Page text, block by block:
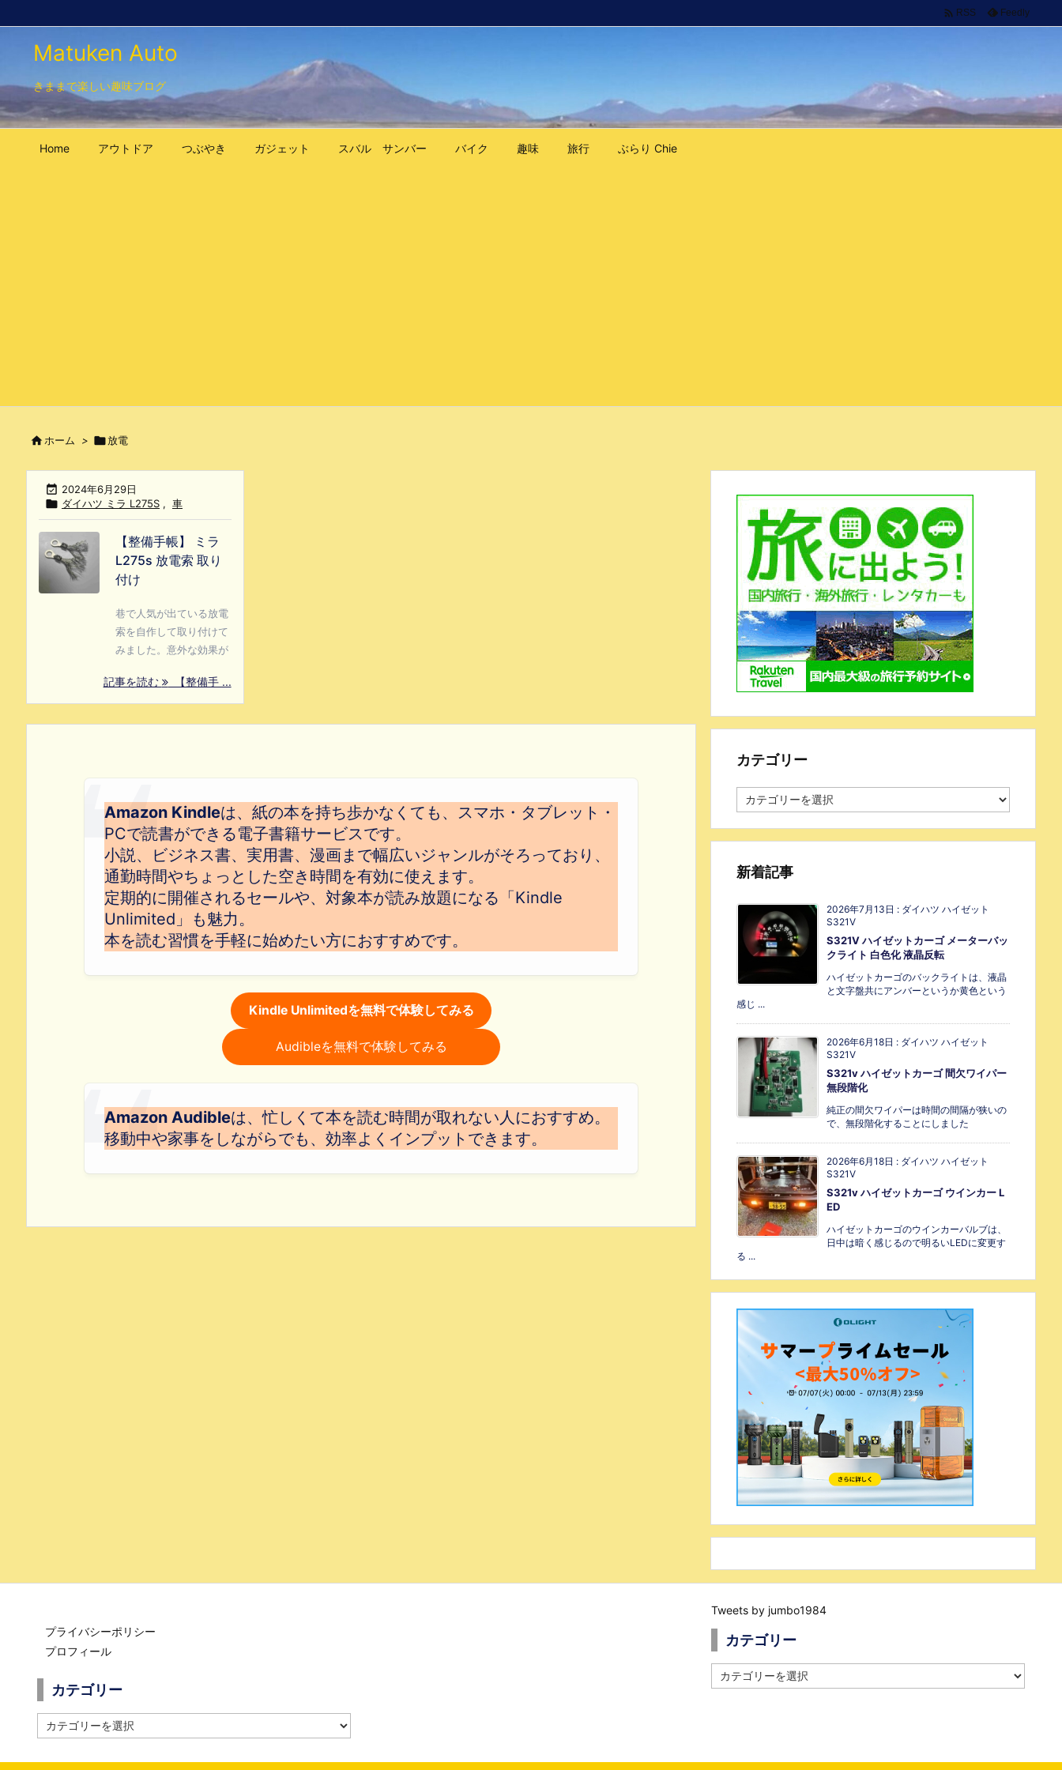
Matuken Auto
きままで楽しい趣味ブログ
Home アウトドア つぶやき ガジェット スバル サンバー バイク 趣味 旅行 ぶらり Chie
 RSS Feedly
ホーム > 放電
 2024年6月29日
 ダイハツ ミラ L275S , 車
【整備手帳】 ミラ
L275s 放電索 取り
付け
巷で人気が出ている放電
索を自作して取り付けて
みました。意外な効果が
記事を読む 【整備手 ...
Amazon Kindleは、紙の本を持ち歩かなくても、スマホ・タブレット・
PCで読書ができる電子書籍サービスです。
小説、ビジネス書、実用書、漫画まで幅広いジャンルがそろっており、
通勤時間やちょっとした空き時間を有効に使えます。
定期的に開催されるセールや、対象本が読み放題になる「Kindle
Unlimited」も魅力。
本を読む習慣を手軽に始めたい方におすすめです。
Kindle Unlimitedを無料で体験してみる
Audibleを無料で体験してみる
Amazon Audibleは、忙しくて本を読む時間が取れない人におすすめ。
移動中や家事をしながらでも、効率よくインプットできます。
カテゴリー
新着記事
2026年7月13日 : ダイハツ ハイゼット
S321V
S321V ハイゼットカーゴ メーターバッ
クライト 白色化 液晶反転
ハイゼットカーゴのバックライトは、液晶
と文字盤共にアンバーというか黄色という
感じ ...
2026年6月18日 : ダイハツ ハイゼット
S321V
S321v ハイゼットカーゴ 間欠ワイパー
無段階化
純正の間欠ワイパーは時間の間隔が狭いの
で、無段階化することにしました
2026年6月18日 : ダイハツ ハイゼット
S321V
S321v ハイゼットカーゴ ウインカー L
ED
ハイゼットカーゴのウインカーバルブは、
日中は暗く感じるので明るいLEDに変更す
る ...
プライバシーポリシー
プロフィール
カテゴリー
Tweets by jumbo1984
カテゴリー